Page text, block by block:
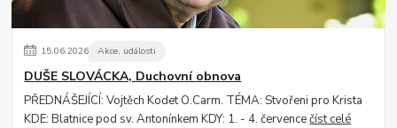
15.06.2026 Akce, události
DUŠE SLOVÁCKA, Duchovní obnova
PŘEDNÁŠEJÍCÍ: Vojtěch Kodet O.Carm. TÉMA: Stvořeni pro Krista
KDE: Blatnice pod sv. Antonínkem KDY: 1. - 4. červencečíst celé